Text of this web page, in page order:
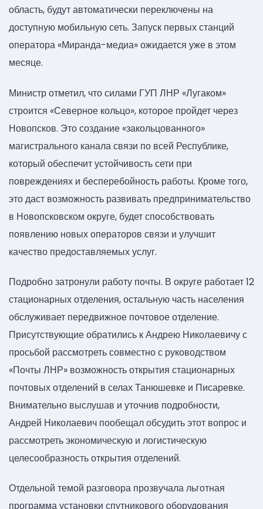
область, будут автоматически переключены на
доступную мобильную сеть. Запуск первых станций
оператора «Миранда-медиа» ожидается уже в этом
месяце.
Министр отметил, что силами ГУП ЛНР «Лугаком»
строится «Северное кольцо», которое пройдет через
Новопсков. Это создание «закольцованного»
магистрального канала связи по всей Республике,
который обеспечит устойчивость сети при
повреждениях и бесперебойность работы. Кроме того,
это даст возможность развивать предпринимательство
в Новопсковском округе, будет способствовать
появлению новых операторов связи и улучшит
качество предоставляемых услуг.
Подробно затронули работу почты. В округе работает 12
стационарных отделения, остальную часть населения
обслуживает передвижное почтовое отделение.
Присутствующие обратились к Андрею Николаевичу с
просьбой рассмотреть совместно с руководством
«Почты ЛНР» возможность открытия стационарных
почтовых отделений в селах Танюшевке и Писаревке.
Внимательно выслушав и уточнив подробности,
Андрей Николаевич пообещал обсудить этот вопрос и
рассмотреть экономическую и логистическую
целесообразность открытия отделений.
Отдельной темой разговора прозвучала льготная
программа установки спутникового оборудования